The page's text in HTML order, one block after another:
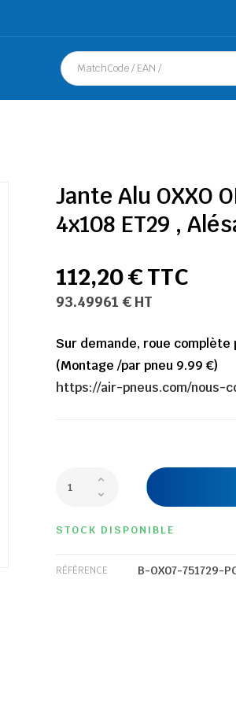
Jante Alu OXXO
4x108 ET29 ,
112,20 € TTC
93.49961 € HT
Sur demande, roue
(Montage /par pneu 9.99 €)
https://air-pneus.com/nous-
STOCK DISPONIBLE
RÉFÉRENCE B-OX07-751729-